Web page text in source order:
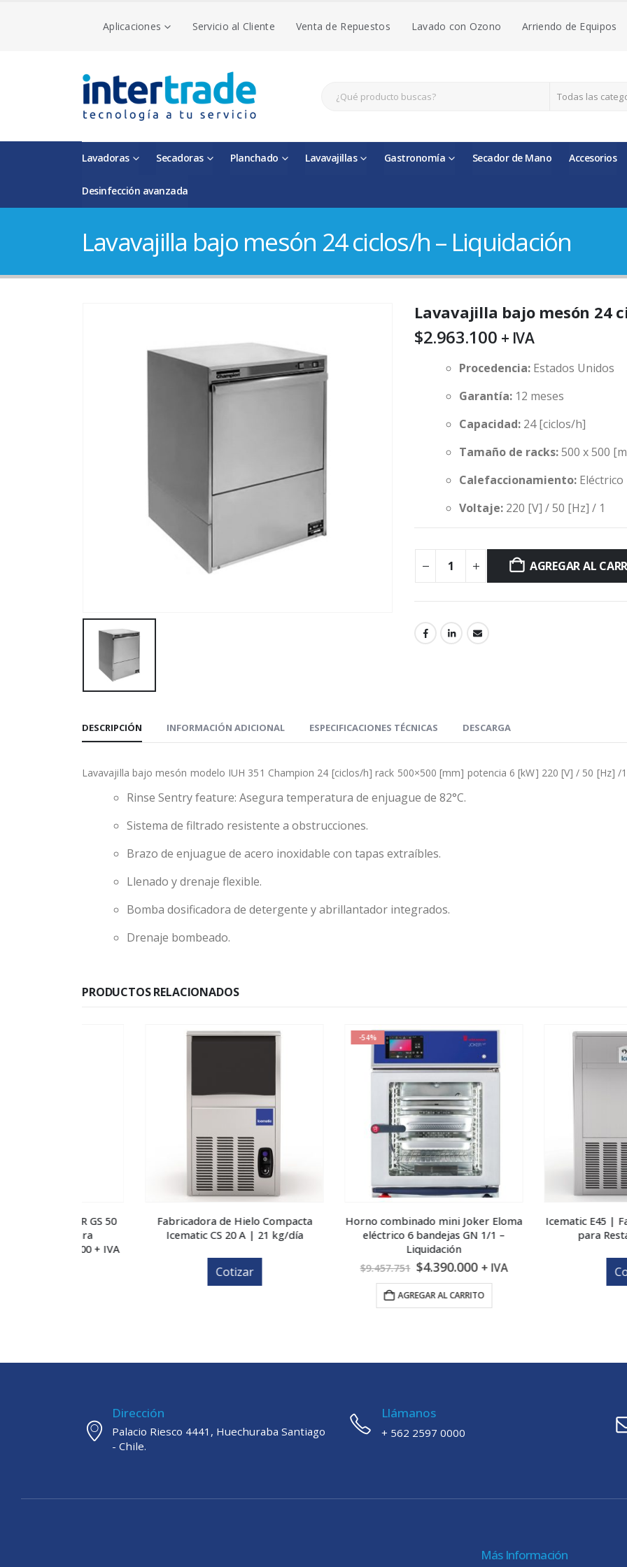
Aplicaciones Servicio al Cliente Venta de Repuestos Lavado con Ozono Arriendo de Equipos
Todas las
Lavadoras Secadoras Planchado Lavavajillas Gastronomía Secador de Mano Accesorios
Desinfección avanzada
Lavavajilla bajo mesón 24 ciclos/h – Liquidación
Lavavajilla bajo mesón 24
$2.963.100 + IVA
Procedencia: Estados Unidos
Garantía: 12 meses
Capacidad: 24 [ciclos/h]
Tamaño de racks:500 x 500
Calefaccionamiento: Eléctrico
Voltaje: 220 [V] / 50 [Hz] / 1
AGREGAR AL
DESCRIPCIÓN INFORMACIÓN ADICIONAL ESPECIFICACIONES TÉCNICAS DESCARGA
Lavavajilla bajo mesón modelo IUH 351 Champion 24 [ciclos/h] rack 500×500 [mm] potencia 6 [kW] 220 [V] / 50 [Hz] /1
Rinse Sentry feature: Asegura temperatura de enjuague de 82°C.
Sistema de filtrado resistente a obstrucciones.
Brazo de enjuague de acero inoxidable con tapas extraíbles.
Llenado y drenaje flexible.
Bomba dosificadora de detergente y abrillantador integrados.
Drenaje bombeado.
PRODUCTOS RELACIONADOS
Fabricadora de Hielo Compacta
Icematic CS 20 A | 21 kg/día
Horno combinado mini Joker Eloma
eléctrico 6 bandejas GN 1/1 –
El
precio
original
$4.390.000 El
precio
actual
es:
+ IVA
AGREGAR AL CARRITO
Icematic E45 | Fabricadora
para Restaurante 45kg
Dirección
Palacio Riesco 4441, Huechuraba Santiago
- Chile.
Llámanos
+ 562 2597 0000
Más Información